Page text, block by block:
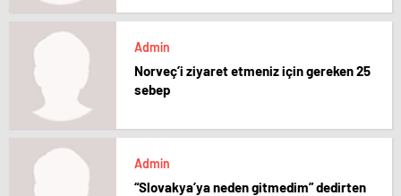
Admin
Norveç’i ziyaret etmeniz için gereken 25
sebep
Admin
“Slovakya’ya neden gitmedim” dedirten